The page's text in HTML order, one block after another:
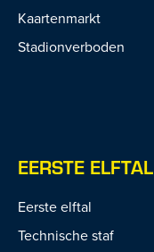
Kaartenmarkt
Stadionverboden
EERSTE ELFTAL
Eerste elftal
Technische staf